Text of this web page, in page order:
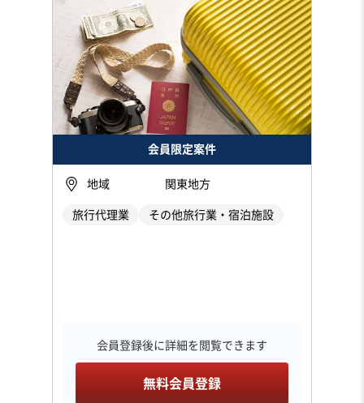
会員限定案件
地域 関東地方
旅行代理業 その他旅行業・宿泊施設
会員登録後に詳細を閲覧できます
無料会員登録